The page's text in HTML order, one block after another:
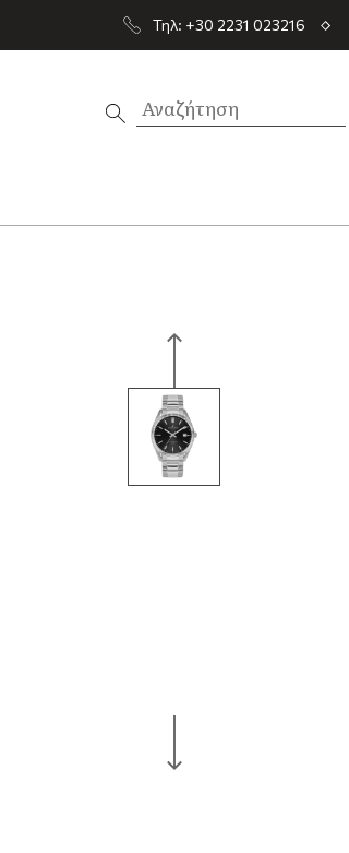
Τηλ: +30 2231 023216